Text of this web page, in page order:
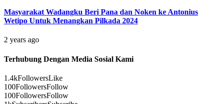
Masyarakat Wadangku Beri Pana dan Noken ke Antonius
Wetipo Untuk Menangkan Pilkada 2024
2 years ago
Terhubung Dengan Media Sosial Kami
1.4kFollowersLike
100FollowersFollow
100FollowersFollow